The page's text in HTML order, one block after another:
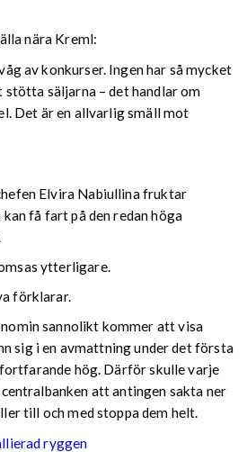
nära Kreml:
av konkurser. Ingen har så mycket
säljarna – det handlar om
Det är en allvarlig smäll mot
Elvira Nabiullina fruktar
få fart på den redan höga
ytterligare.
förklarar.
sannolikt kommer att visa
sig i en avmattning under det första
hög. Därför skulle varje
att antingen sakta ner
till och med stoppa dem helt.
ryggen